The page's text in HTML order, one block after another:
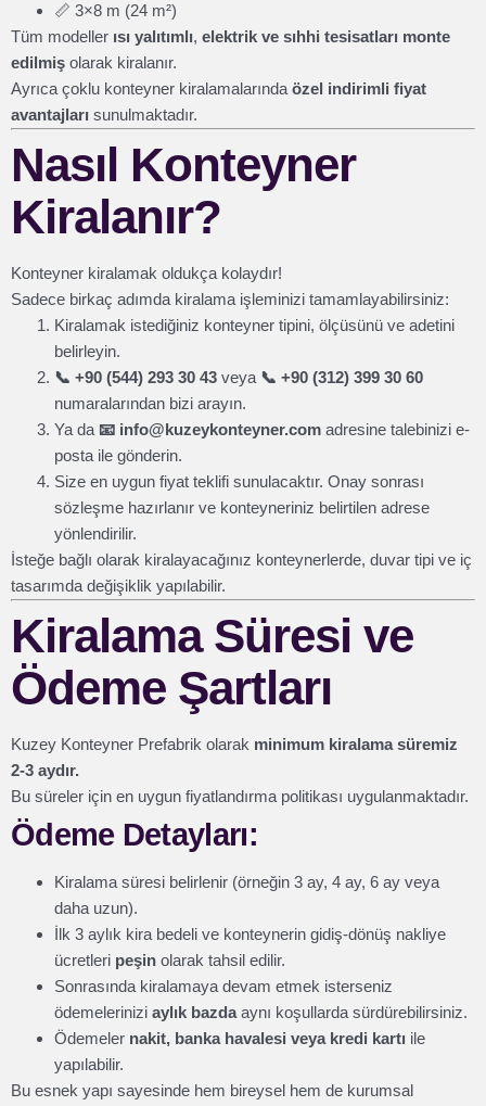
📏 3×8 m (24 m²)
Tüm modeller ısı yalıtımlı, elektrik ve sıhhi tesisatları monte
edilmiş olarak kiralanır.
Ayrıca çoklu konteyner kiralamalarında özel indirimli fiyat
avantajları sunulmaktadır.
Nasıl Konteyner
Kiralanır?
Konteyner kiralamak oldukça kolaydır!
Sadece birkaç adımda kiralama işleminizi tamamlayabilirsiniz:
Kiralamak istediğiniz konteyner tipini, ölçüsünü ve adetini
belirleyin.
📞 +90 (544) 293 30 43 veya 📞 +90 (312) 399 30 60
numaralarından bizi arayın.
Ya da 📧 info@kuzeykonteyner.com adresine talebinizi e-
posta ile gönderin.
Size en uygun fiyat teklifi sunulacaktır. Onay sonrası
sözleşme hazırlanır ve konteyneriniz belirtilen adrese
yönlendirilir.
İsteğe bağlı olarak kiralayacağınız konteynerlerde, duvar tipi ve iç
tasarımda değişiklik yapılabilir.
Kiralama Süresi ve
Ödeme Şartları
Kuzey Konteyner Prefabrik olarak minimum kiralama süremiz
2-3 aydır.
Bu süreler için en uygun fiyatlandırma politikası uygulanmaktadır.
Ödeme Detayları:
Kiralama süresi belirlenir (örneğin 3 ay, 4 ay, 6 ay veya
daha uzun).
İlk 3 aylık kira bedeli ve konteynerin gidiş-dönüş nakliye
ücretleri peşin olarak tahsil edilir.
Sonrasında kiralamaya devam etmek isterseniz
ödemelerinizi aylık bazdaaynı koşullarda sürdürebilirsiniz.
Ödemeler nakit, banka havalesi veya kredi kartı ile
yapılabilir.
Bu esnek yapı sayesinde hem bireysel hem de kurumsal